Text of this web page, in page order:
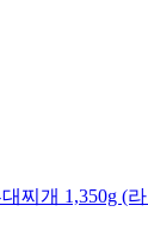
찌개 1,350g (